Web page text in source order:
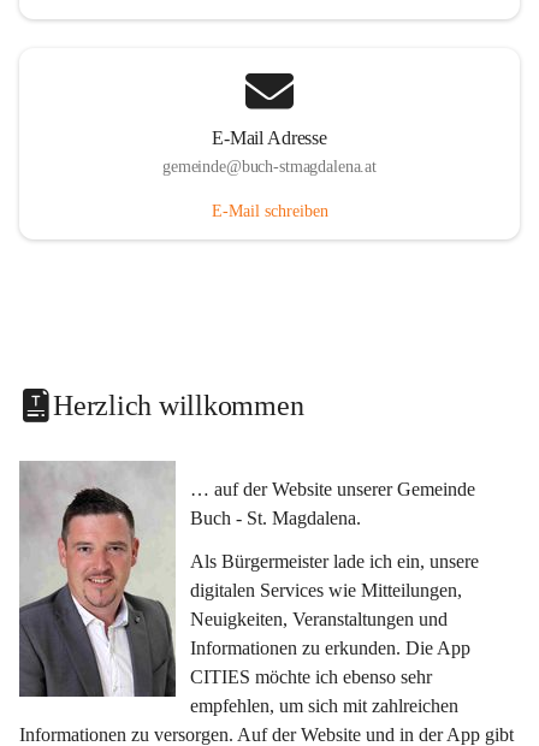
E-Mail Adresse
gemeinde@buch-stmagdalena.at
E-Mail schreiben
Herzlich willkommen
… auf der Website unserer Gemeinde
Buch - St. Magdalena.
Als Bürgermeister lade ich ein, unsere
digitalen Services wie Mitteilungen,
Neuigkeiten, Veranstaltungen und
Informationen zu erkunden. Die App
CITIES möchte ich ebenso sehr
empfehlen, um sich mit zahlreichen
Informationen zu versorgen. Auf der Website und in der App gibt